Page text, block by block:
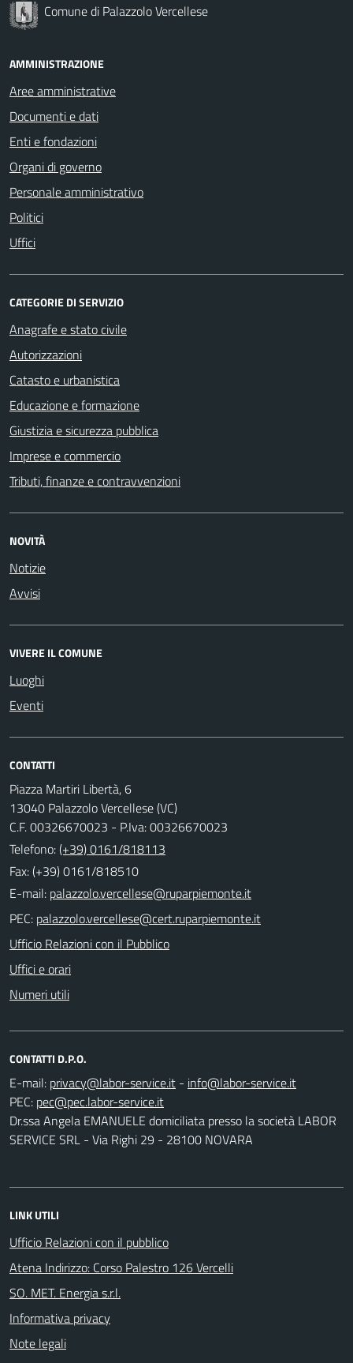
Comune di Palazzolo Vercellese
AMMINISTRAZIONE
Aree amministrative
Documenti e dati
Enti e fondazioni
Organi di governo
Personale amministrativo
Politici
Uffici
CATEGORIE DI SERVIZIO
Anagrafe e stato civile
Autorizzazioni
Catasto e urbanistica
Educazione e formazione
Giustizia e sicurezza pubblica
Imprese e commercio
Tributi, finanze e contravvenzioni
NOVITÀ
Notizie
Avvisi
VIVERE IL COMUNE
Luoghi
Eventi
CONTATTI
Piazza Martiri Libertà, 6
13040 Palazzolo Vercellese (VC)
C.F. 00326670023 - P.Iva: 00326670023
Telefono:(+39) 0161/818113
Fax: (+39) 0161/818510
E-mail:
PEC:
Ufficio Relazioni con il Pubblico
Uffici e orari
Numeri utili
CONTATTI D.P.O.
E-mail:
-
PEC:
Dr.ssa Angela EMANUELE domiciliata presso la società LABOR
SERVICE SRL - Via Righi 29 - 28100 NOVARA
LINK UTILI
Ufficio Relazioni con il pubblico
Atena Indirizzo: Corso Palestro 126 Vercelli
SO. MET. Energia s.r.l.
Informativa privacy
Note legali